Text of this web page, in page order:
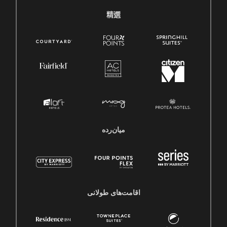
精選
میان‌رده
اقامت‌های طولانی